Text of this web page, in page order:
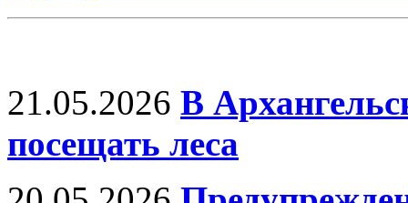
21.05.2026 В
посещать леса